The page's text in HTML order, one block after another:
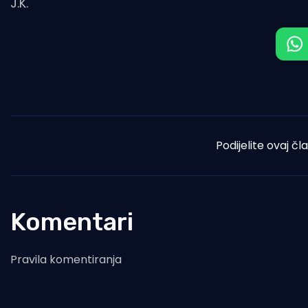
Podijelite ovaj
Komentari
Pravila komentiranja